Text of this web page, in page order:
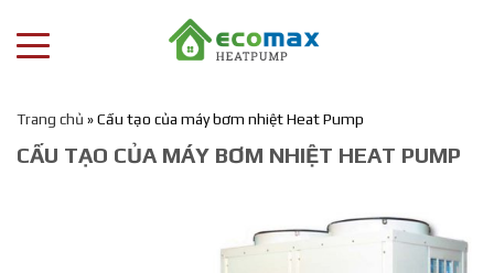
Trang chủ »Cấu tạo của máy bơm nhiệt Heat Pump
CẤU TẠO CỦA MÁY BƠM NHIỆT HEAT PUMP